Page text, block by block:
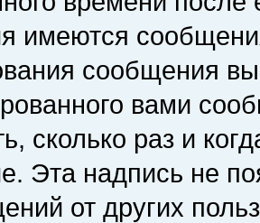
имеются
сообщения
вами
сколько раз и
Эта надпись не
от других